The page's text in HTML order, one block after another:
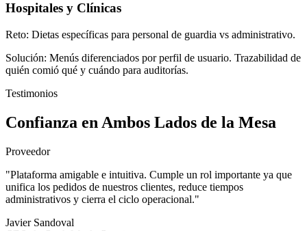
Hospitales y Clínicas
Reto: Dietas específicas para personal de guardia vs administrativo.
Solución: Menús diferenciados por perfil de usuario. Trazabilidad de
quién comió qué y cuándo para auditorías.
Testimonios
Confianza en Ambos Lados de la Mesa
Proveedor
"Plataforma amigable e intuitiva. Cumple un rol importante ya que
unifica los pedidos de nuestros clientes, reduce tiempos
administrativos y cierra el ciclo operacional."
Javier Sandoval